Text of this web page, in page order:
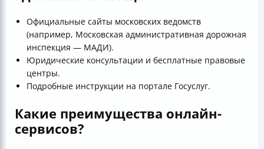
Официальные сайты московских ведомств
(например, Московская административная дорожная
инспекция — МАДИ).
Юридические консультации и бесплатные правовые
центры.
Подробные инструкции на портале Госуслуг.
Какие преимущества онлайн-
сервисов?